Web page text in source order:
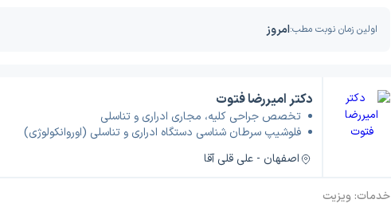
اولین زمان نوبت مطب:امروز
دکتر امیررضا فتوت
تخصص جراحی کلیه، مجاری ادراری و تناسلی
فلوشیپ سرطان شناسی دستگاه ادراری و تناسلی (اوروانکولوژی)
اصفهان - علی قلی آقا
خدمات: ویزیت